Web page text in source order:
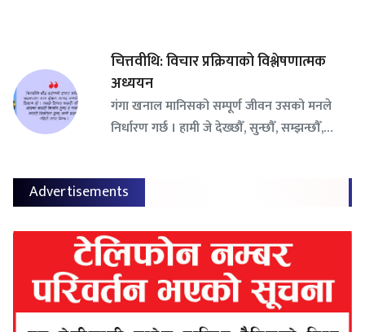
चित्तवीथि: विचार प्रक्रियाको विश्लेषणात्मक
अध्ययन
गंगा खनाल मानिसको सम्पूर्ण जीवन उसको मनले
निर्धारण गर्छ । हामी जे देख्छौँ, सुन्छौँ, सम्झन्छौँ,…
Advertisements